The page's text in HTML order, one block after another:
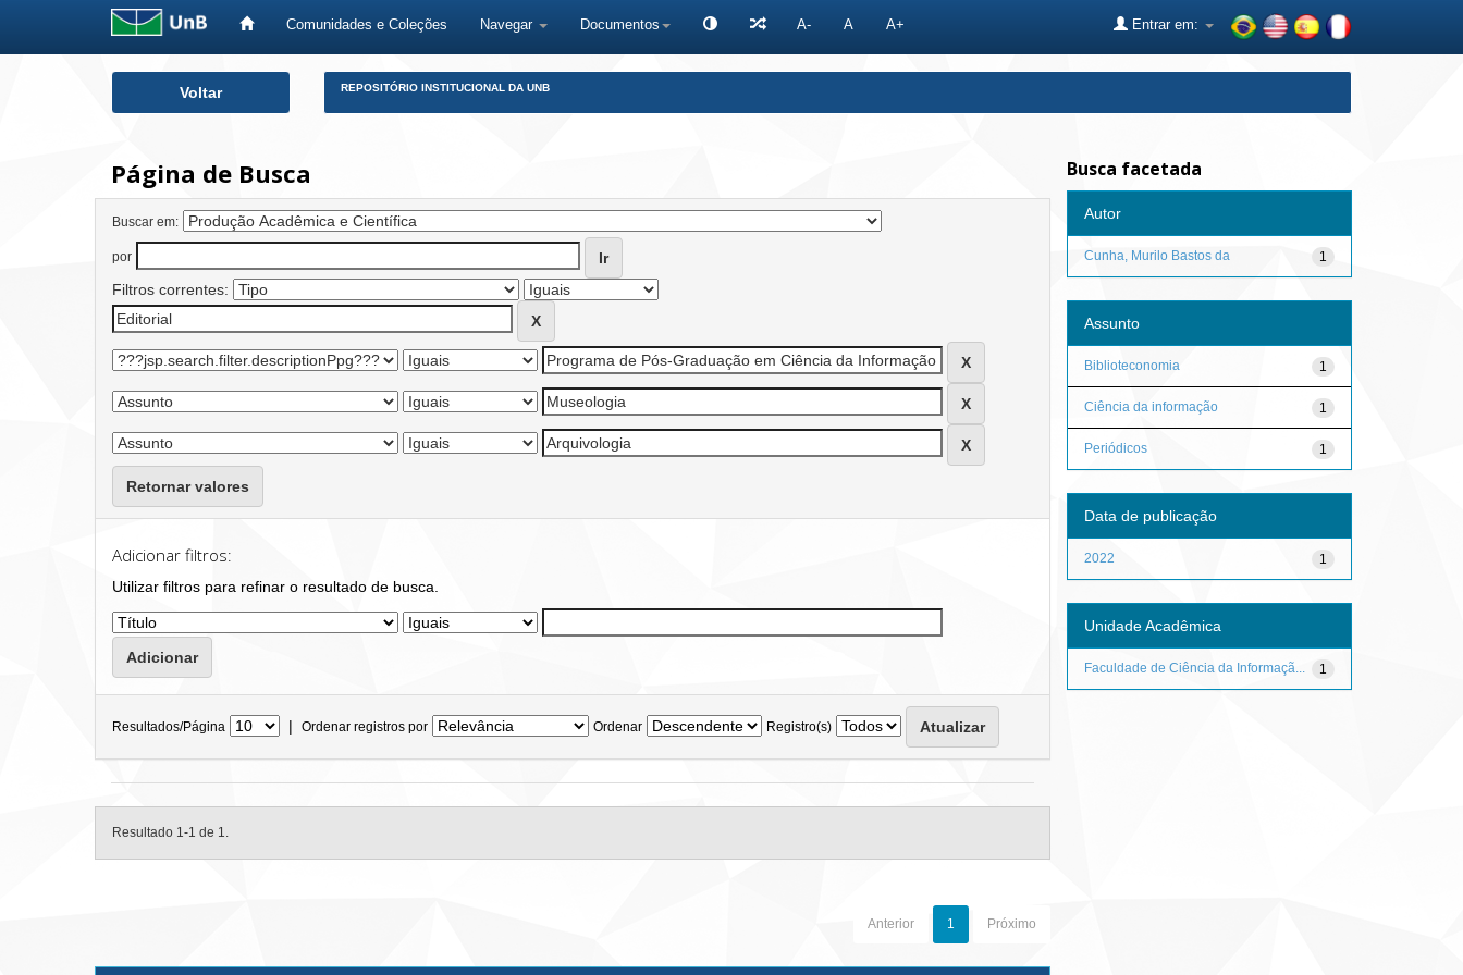
Comunidades e Coleções Navegar Documentos A- A A+ Entrar em:
Voltar REPOSITÓRIO INSTITUCIONAL DA UNB
Página de Busca
Buscar em:
por
Filtros correntes:
Retornar valores
Adicionar filtros:
Utilizar filtros para refinar o resultado de busca.
Resultados/Página | Ordenar registros por Ordenar Registro(s)
Resultado 1-1 de 1.
Anterior 1 Próximo
Busca facetada
Autor
1
Cunha, Murilo Bastos da
Assunto
1
Biblioteconomia
1
Ciência da informação
1
Periódicos
Data de publicação
1
2022
Unidade Acadêmica
1
Faculdade de Ciência da Informaçã...